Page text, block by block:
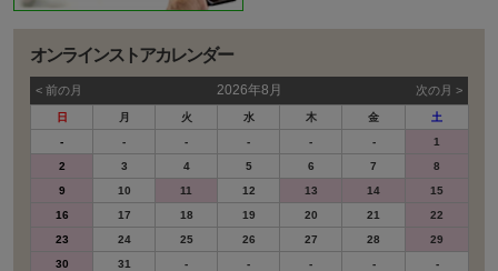
オンラインストアカレンダー
< 前の⽉ 2026年8月 次の⽉ >
日 月 火 水 木 金
土
-
- - - - -
1
2
3 4 5 6 7
8
9
10 11 12 13 14
15
16
17 18 19 20 21
22
23
24 25 26 27 28
29
30
31 - - - - -